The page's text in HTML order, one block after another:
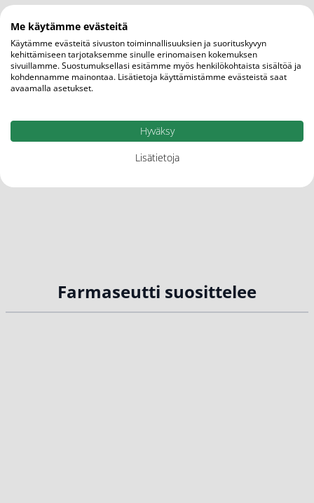
Farmaseutti suosittelee
Me käytämme evästeitä
Käytämme evästeitä sivuston toiminnallisuuksien ja suorituskyvyn
kehittämiseen tarjotaksemme sinulle erinomaisen kokemuksen
sivuillamme. Suostumuksellasi esitämme myös henkilökohtaista sisältöä ja
kohdennamme mainontaa. Lisätietoja käyttämistämme evästeistä saat
avaamalla asetukset.
Hyväksy
Lisätietoja